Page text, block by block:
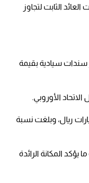
الثابت لتجاوز
سندات سيادية بقيمة
الأوروبي.
إجمالي الإصدار ما يعادل 6.8 مليارات ريال، وبلغت نسبة
يؤكد المكانة الرائدة